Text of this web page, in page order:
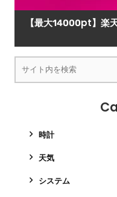
【最大14000pt】楽
時計
天気
システム